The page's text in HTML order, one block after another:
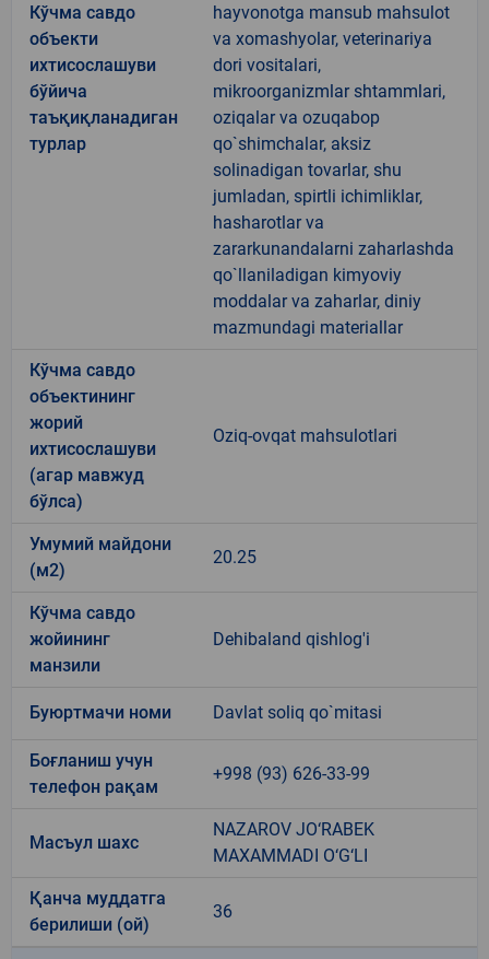
Кўчма савдо
объекти
ихтисослашуви
бўйича
таъқиқланадиган
турлар
hayvonotga mansub mahsulot
va xomashyolar, veterinariya
dori vositalari,
mikroorganizmlar shtammlari,
oziqalar va ozuqabop
qo`shimchalar, aksiz
solinadigan tovarlar, shu
jumladan, spirtli ichimliklar,
hasharotlar va
zararkunandalarni zaharlashda
qo`llaniladigan kimyoviy
moddalar va zaharlar, diniy
mazmundagi materiallar
Кўчма савдо
объектининг
жорий
ихтисослашуви
(агар мавжуд
бўлса)
Oziq-ovqat mahsulotlari
Умумий майдони
(м2)
20.25
Кўчма савдо
жойининг
манзили
Dehibaland qishlog'i
Буюртмачи номи Davlat soliq qo`mitasi
Боғланиш учун
телефон рақам
+998 (93) 626-33-99
Масъул шахс
NAZAROV JO‘RABEK
MAXAMMADI O‘G‘LI
Қанча муддатга
берилиши (ой)
36